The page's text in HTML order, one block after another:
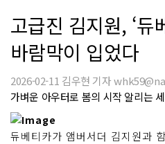
고급진 김지원, ‘듀
바람막이 입었다
2026-02-11 김우현 기자
가벼운 아우터로 봄의 시작 알리는
듀베티카가 앰버서더 김지원과